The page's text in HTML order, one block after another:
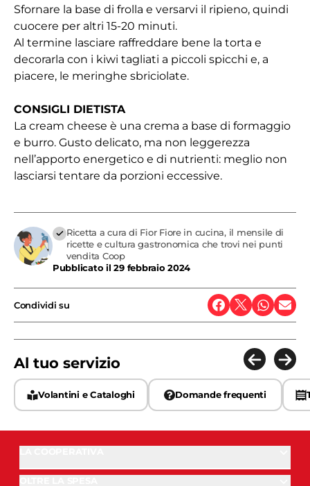
Sfornare la base di frolla e versarvi il ripieno, quindi
cuocere per altri 15-20 minuti.
Al termine lasciare raffreddare bene la torta e
decorarla con i kiwi tagliati a piccoli spicchi e, a
piacere, le meringhe sbriciolate.
CONSIGLI DIETISTA
La cream cheese è una crema a base di formaggio
e burro. Gusto delicato, ma non leggerezza
nell’apporto energetico e di nutrienti: meglio non
lasciarsi tentare da porzioni eccessive.
Ricetta a cura di Fior Fiore in cucina, il mensile di
ricette e cultura gastronomica che trovi nei punti
vendita Coop
Pubblicato il29 febbraio 2024
Condividi su
Al tuo servizio
Volantini e Cataloghi Domande frequenti